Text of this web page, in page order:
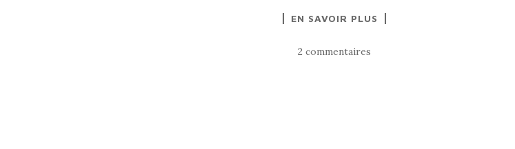
EN SAVOIR PLUS
2 commentaires